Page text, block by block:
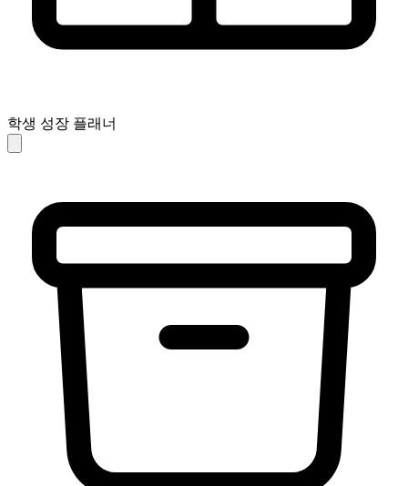
학생 성장 플래너